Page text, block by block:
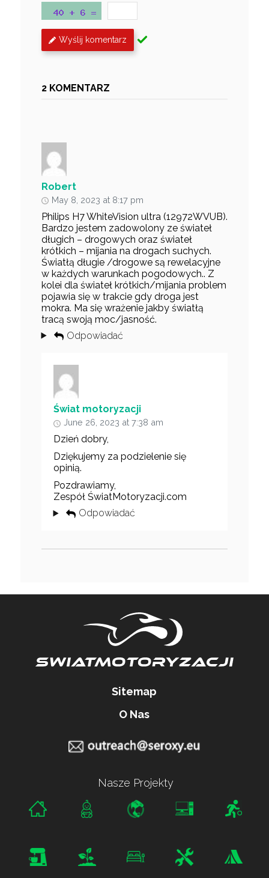
Wyślij komentarz
2 KOMENTARZ
Robert
May 8, 2023 at 8:17 pm
Philips H7 WhiteVision ultra (12972WVUB).
Bardzo jestem zadowolony ze świateł
długich – drogowych oraz świateł
krótkich – mijania na drogach suchych.
Światłą długie /drogowe są rewelacyjne
w każdych warunkach pogodowych.. Z
kolei dla świateł krótkich/mijania problem
pojawia się w trakcie gdy droga jest
mokra. Ma się wrażenie jakby światłą
tracą swoją moc/jasność.
Odpowiadać
Świat motoryzacji
June 26, 2023 at 7:38 am
Dzień dobry,
Dziękujemy za podzielenie się
opinią.
Pozdrawiamy,
Zespół ŚwiatMotoryzacji.com
Odpowiadać
Sitemap
O Nas
Nasze Projekty